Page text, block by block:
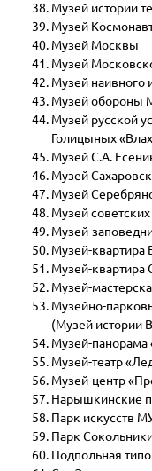
Музей истории
Музей
Музей Москвы
Музей
Музей наивного
Музей обороны
Музей русской
Голицыных
Музей С.А.
Музей
Музей
Музей
Музей-
Музей-квартира
Музей-квартира
Музей-
Музейно-
(Музей истории
Музей-панорама
Музей-театр
Музей-центр
Нарышкинские
Парк искусств
Парк
Подпольная